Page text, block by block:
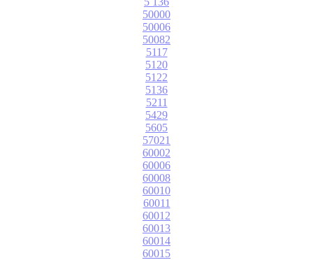
50000
50006
50082
5117
5120
5122
5136
5211
5429
5605
57021
60002
60006
60008
60010
60011
60012
60013
60014
60015